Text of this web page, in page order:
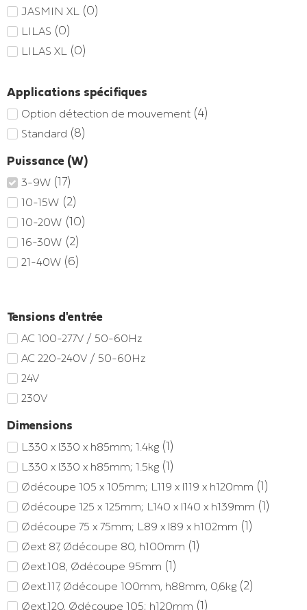
JASMIN XL (0)
LILAS (0)
LILAS XL (0)
Applications spécifiques
Option détection de mouvement (4)
Standard (8)
Puissance (W)
3-9W (17)
10-15W (2)
10-20W (10)
16-30W (2)
21-40W (6)
Tensions d'entrée
AC 100-277V / 50-60Hz
AC 220-240V / 50-60Hz
24V
230V
Dimensions
L330 x l330 x h85mm; 1.4kg (1)
L330 x l330 x h85mm; 1.5kg (1)
Ødécoupe 105 x 105mm; L119 x l119 x h120mm (1)
Ødécoupe 125 x 125mm; L140 x l140 x h139mm (1)
Ødécoupe 75 x 75mm; L89 x l89 x h102mm (1)
Øext 87, Ødécoupe 80, h100mm (1)
Øext.108, Ødécoupe 95mm (1)
Øext.117, Ødécoupe 100mm, h88mm, 0,6kg (2)
Øext.120, Ødécoupe 105; h120mm (1)